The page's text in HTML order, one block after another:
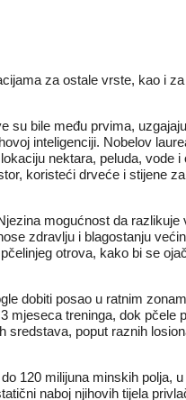
za ostale vrste, kao i
su bile među prvima,
inteligenciji. Nobelov
nektara, peluda, vode i
koristeći drveće i stijene
mogućnost da
zdravlju i blagostanju
otrova, kako bi se
dobiti posao u ratnim
treninga, dok pčele
poput raznih
120 milijuna minskih polja,
naboj njihovih tijela